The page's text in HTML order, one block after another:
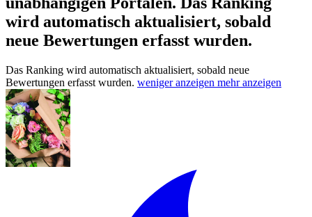
wird automatisch aktualisiert, sobald
neue Bewertungen erfasst wurden.
Das Ranking wird automatisch aktualisiert, sobald neue
Bewertungen erfasst wurden. weniger anzeigen mehr anzeigen